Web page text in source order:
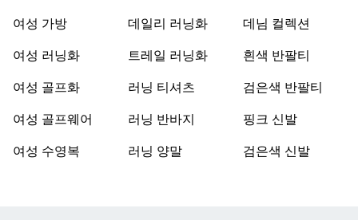
여성 가방
여성 러닝화
여성 골프화
여성 골프웨어
여성 수영복
데일리 러닝화
트레일 러닝화
러닝 티셔츠
러닝 반바지
러닝 양말
데님 컬렉션
흰색 반팔티
검은색 반팔티
핑크 신발
검은색 신발